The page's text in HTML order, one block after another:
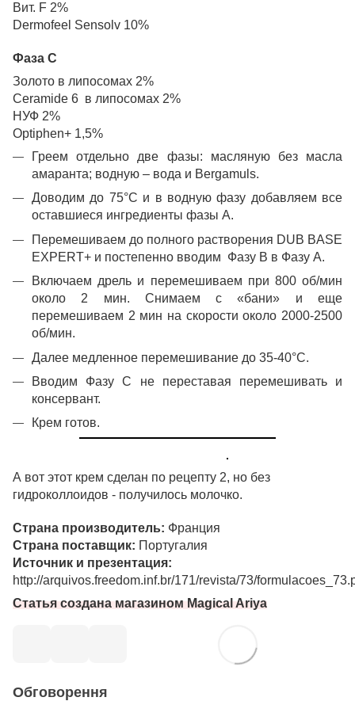
Вит. F 2%
Dermofeel Sensolv 10%
Фаза С
Золото в липосомах 2%
Ceramide 6 в липосомах 2%
НУФ 2%
Optiphen+ 1,5%
Греем отдельно две фазы: масляную без масла
амаранта; водную – вода и Bergamuls.
Доводим до 75°С и в водную фазу добавляем все
оставшиеся ингредиенты фазы А.
Перемешиваем до полного растворения DUB BASE
EXPERT+ и постепенно вводим Фазу В в Фазу А.
Включаем дрель и перемешиваем при 800 об/мин
около 2 мин. Снимаем с «бани» и еще
перемешиваем 2 мин на скорости около 2000-2500
об/мин.
Далее медленное перемешивание до 35-40°С.
Вводим Фазу С не переставая перемешивать и
консервант.
Крем готов.
А вот этот крем сделан по рецепту 2, но без
гидроколлоидов - получилось молочко.
Страна производитель: Франция
Страна поставщик: Португалия
Источник и презентация:
http://arquivos.freedom.inf.br/171/revista/73/
Статья создана магазином Magical Ariya
Обговорення